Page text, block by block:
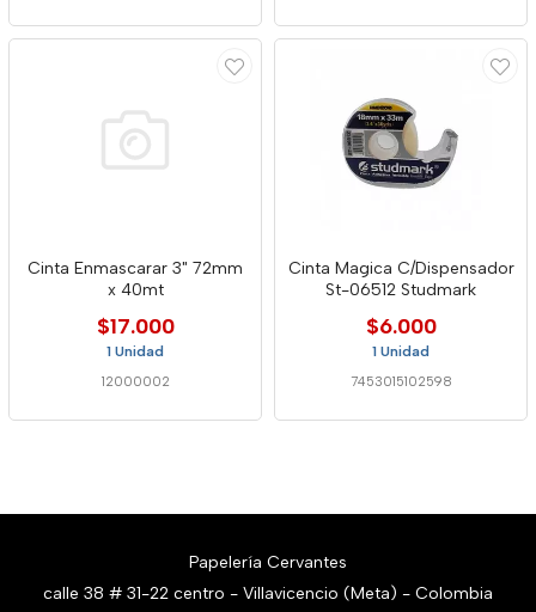
Cinta Enmascarar 3" 72mm
x 40mt
$17.000
1 Unidad
12000002
Cinta Magica C/Dispensador
St-06512 Studmark
$6.000
1 Unidad
7453015102598
Papelería Cervantes
calle 38 # 31-22 centro - Villavicencio (Meta) - Colombia